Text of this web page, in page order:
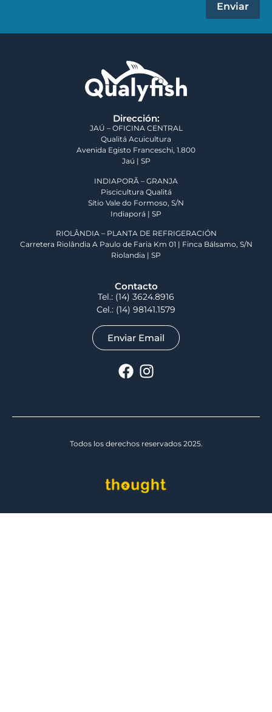
Enviar
Dirección:
JAÚ – OFICINA CENTRAL
Qualitá Acuicultura
Avenida Egisto Franceschi, 1.800
Jaú | SP
INDIAPORÃ – GRANJA
Piscicultura Qualitá
Sítio Vale do Formoso, S/N
Indiaporá | SP
RIOLÂNDIA – PLANTA DE REFRIGERACIÓN
Carretera Riolândia A Paulo de Faria Km 01 | Finca Bálsamo, S/N
Riolandia | SP
Contacto
Tel.: (14) 3624.8916
Cel.: (14) 98141.1579
Enviar Email
Todos los derechos reservados 2025.